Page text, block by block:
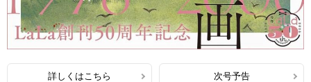
詳しくはこちら 次号予告